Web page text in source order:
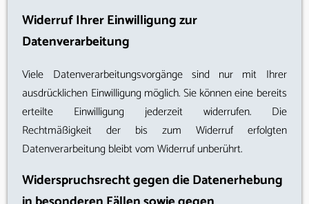
Widerruf Ihrer Einwilligung zur
Datenverarbeitung
Viele Datenverarbeitungsvorgänge sind nur mit Ihrer
ausdrücklichen Einwilligung möglich. Sie können eine bereits
erteilte Einwilligung jederzeit widerrufen. Die
Rechtmäßigkeit der bis zum Widerruf erfolgten
Datenverarbeitung bleibt vom Widerruf unberührt.
Widerspruchsrecht gegen die Datenerhebung